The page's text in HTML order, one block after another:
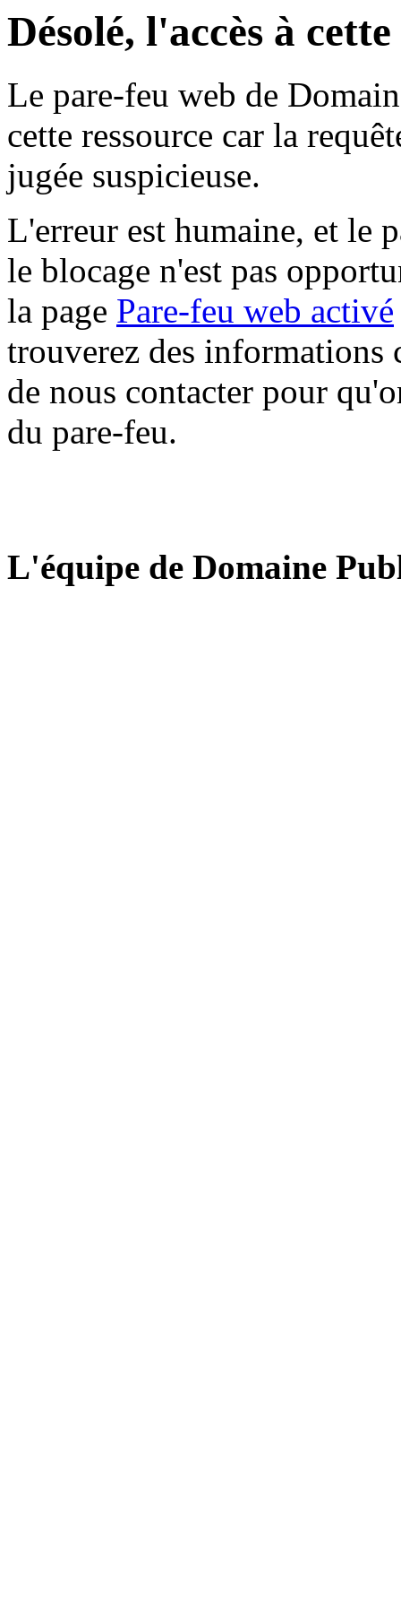
Désolé, l'accès à
Le pare-feu web de
cette ressource car la
jugée suspicieuse.
L'erreur est humaine, et le
le blocage n'est pas
la page Pare-feu web activé
trouverez des informations
de nous contacter pour
du pare-feu.
L'équipe de Domaine